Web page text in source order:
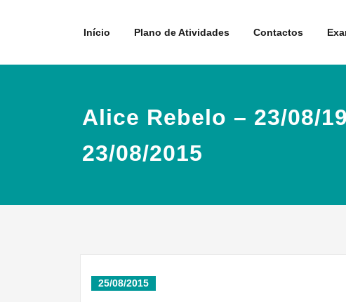
Início Plano de Atividades Contactos
Alice Rebelo – 23/08/
23/08/2015
25/08/2015